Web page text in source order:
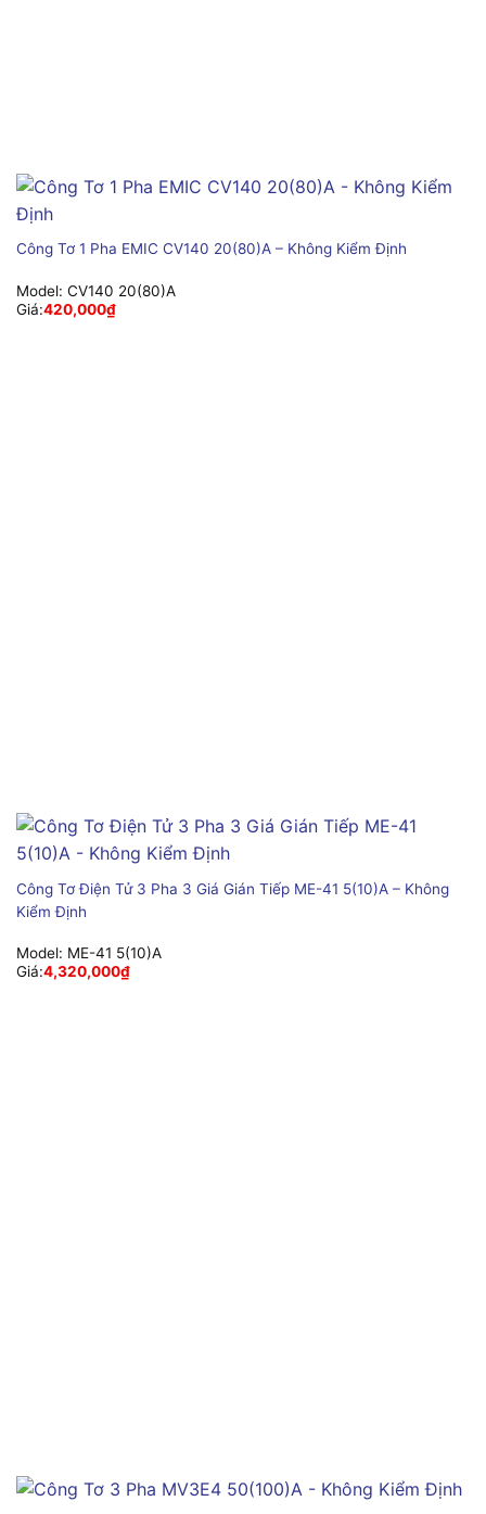
Công Tơ 1 Pha EMIC CV140 20(80)A – Không Kiểm Định
Model: CV140 20(80)A
Giá:420,000₫
Công Tơ Điện Tử 3 Pha 3 Giá Gián Tiếp ME-41 5(10)A – Không
Kiểm Định
Model: ME-41 5(10)A
Giá:4,320,000₫